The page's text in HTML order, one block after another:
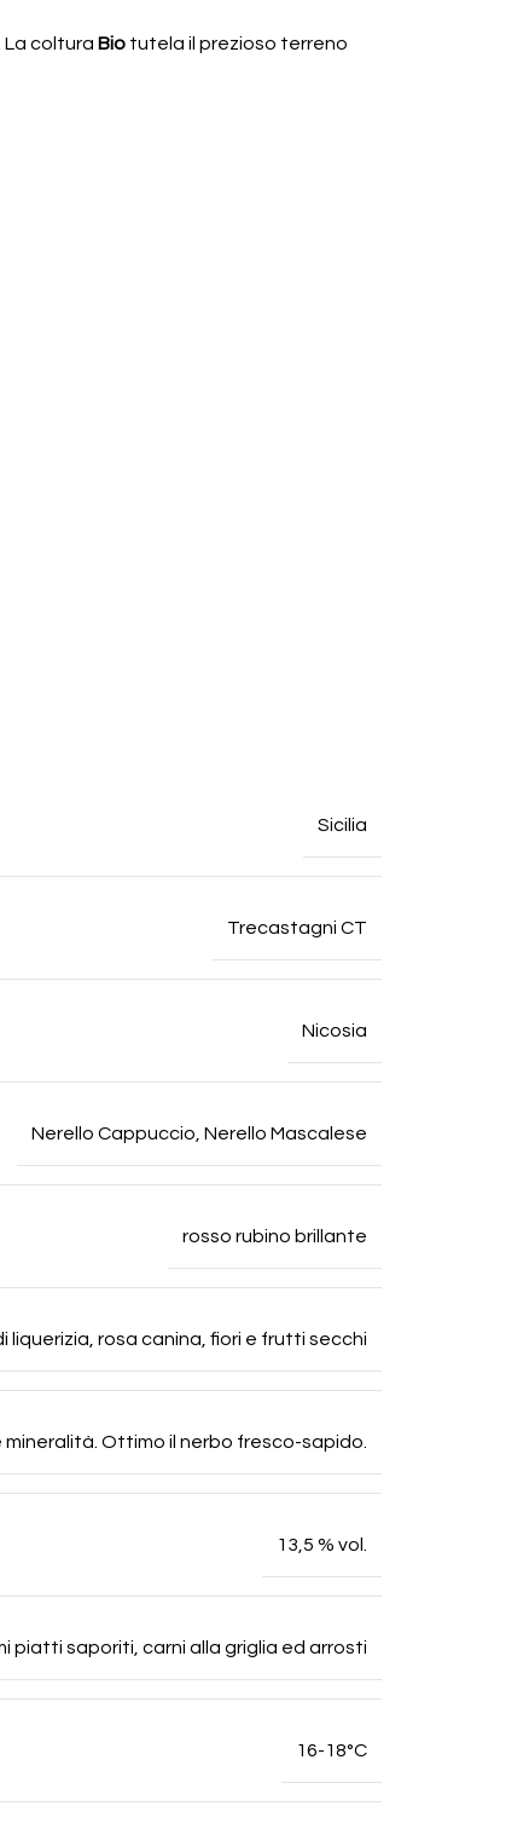
La coltura Bio tutela il prezioso terreno
Sicilia
Trecastagni CT
Nicosia
Nerello Cappuccio Nerello Mascalese
rosso rubino brillante
rosa canina, fiori e frutti secchi
Ottimo il nerbo fresco-sapido.
13,5 % vol.
piatti saporiti, carni alla griglia ed arrosti
16-18°C